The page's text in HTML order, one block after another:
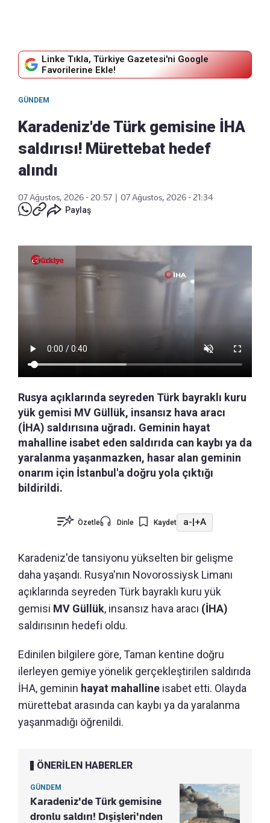
Linke Tıkla, Türkiye Gazetesi'ni Google
Favorilerine Ekle!
GÜNDEM
Karadeniz'de Türk gemisine İHA
saldırısı! Mürettebat hedef
alındı
07 Ağustos, 2026 - 20:57
07 Ağustos, 2026 - 21:34
Paylaş
Rusya açıklarında seyreden Türk bayraklı kuru
yük gemisi MV Güllük, insansız hava aracı
(İHA) saldırısına uğradı. Geminin hayat
mahalline isabet eden saldırıda can kaybı ya da
yaralanma yaşanmazken, hasar alan geminin
onarım için İstanbul'a doğru yola çıktığı
bildirildi.
Özetle Dinle Kaydet a-|+A
Karadeniz'de tansiyonu yükselten bir gelişme
daha yaşandı. Rusya'nın Novorossiysk Limanı
açıklarında seyreden Türk bayraklı kuru yük
gemisi MV Güllük, insansız hava aracı (İHA)
saldırısının hedefi oldu.
Edinilen bilgilere göre, Taman kentine doğru
ilerleyen gemiye yönelik gerçekleştirilen saldırıda
İHA, geminin hayat mahalline isabet etti. Olayda
mürettebat arasında can kaybı ya da yaralanma
yaşanmadığı öğrenildi.
ÖNERİLEN HABERLER
GÜNDEM
Karadeniz'de Türk gemisine
dronlu saldırı! Dışişleri'nden